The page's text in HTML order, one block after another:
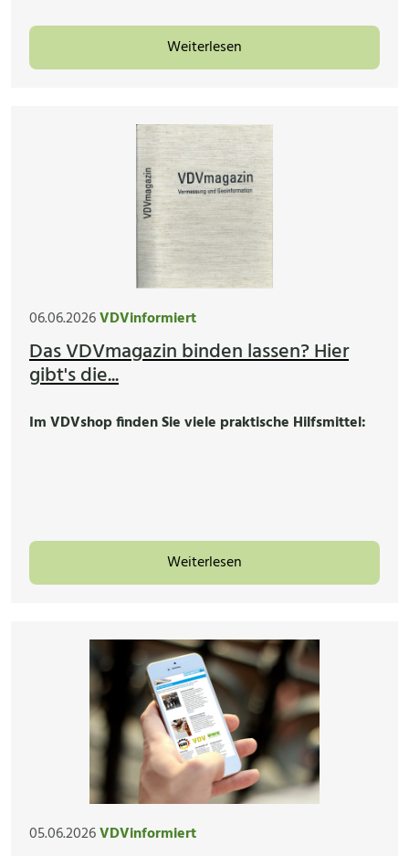
Weiterlesen
06.06.2026VDVinformiert
Das VDVmagazin binden lassen? Hier
gibt's die...
Im VDVshop finden Sie viele praktische Hilfsmittel:
Weiterlesen
05.06.2026VDVinformiert